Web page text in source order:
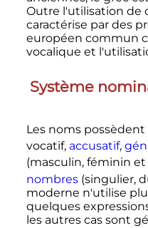
Outre l'utilisation de
caractérise par des
européen commun
vocalique et
Système
Les noms possèdent
vocatif, accusatif,
(masculin, féminin
nombres(singulier,
moderne n'utilise
quelques
les autres cas sont